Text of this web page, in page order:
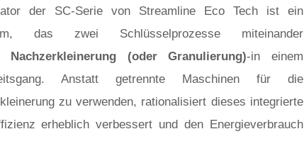
der SC-Serie von Streamline Eco Tech ist ein
das zwei Schlüsselprozesse miteinander
Nachzerkleinerung (oder Granulierung)-in einem
Anstatt getrennte Maschinen für die
zu verwenden, rationalisiert dieses integrierte
erheblich verbessert und den Energieverbrauch